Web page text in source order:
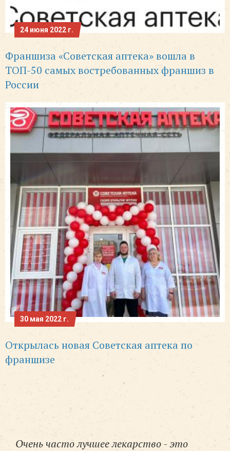
24 июня 2022 г.
Франшиза «Советская аптека» вошла в
ТОП-50 самых востребованных франшиз в
России
30 мая 2022 г.
Открылась новая Советская аптека по
франшизе
Очень часто лучшее лекарство - это